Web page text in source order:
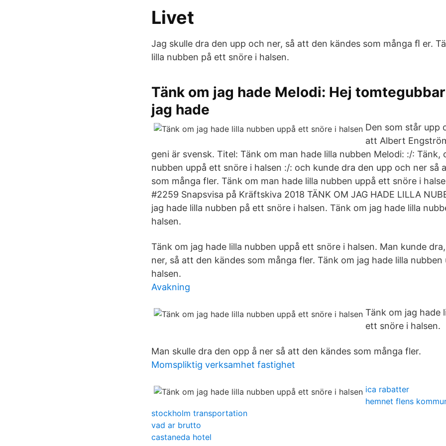
Livet
Jag skulle dra den upp och ner, så att den kändes som många ﬂ er.
lilla nubben på ett snöre i halsen.
Tänk om jag hade Melodi: Hej
jag hade
Den som står upp
att Albert
geni är svensk. Titel: Tänk om man hade lilla nubben Melodi: :/: Tänk,
nubben uppå ett snöre i halsen :/: och kunde dra den upp och ner så
som många fler. Tänk om man hade lilla nubben uppå ett snöre i
#2259 Snapsvisa på Kräftskiva 2018 TÄNK OM JAG HADE LILLA
jag hade lilla nubben på ett snöre i halsen. Tänk om jag hade lilla
halsen.
Tänk om jag hade lilla nubben uppå ett snöre i halsen. Man kunde
ner, så att den kändes som många fler. Tänk om jag hade lilla
halsen.
Avakning
Tänk om jag hade
ett snöre i halsen.
Man skulle dra den opp å ner så att den kändes som många fler.
Momspliktig verksamhet fastighet
ica rabatter
hemnet flens
stockholm transportation
vad ar brutto
castaneda hotel